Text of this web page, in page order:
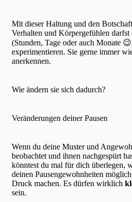
Mit dieser Haltung und den
Verhalten und Körpergefühlen
(Stunden, Tage oder auch Monate
experimentieren. Sie gerne immer
anerkennen.
Wie ändern sie sich dadurch?
Veränderungen deiner Pausen
Wenn du deine Muster und
beobachtet und ihnen nachgespürt
könntest du mal für dich überlegen,
deinen Pausengewohnheiten möglich
Druck machen. Es dürfen wirklich
sein.